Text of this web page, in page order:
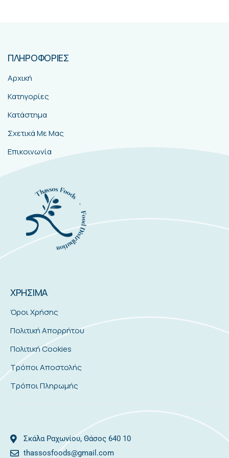
ΠΛΗΡΟΦΟΡΙΕΣ
Αρχική
Κατηγορίες
Κατάστημα
Σχετικά Με Μας
Επικοινωνία
ΧΡΗΣΙΜΑ
Όροι Χρήσης
Πολιτική Απορρήτου
Πολιτική Cookies
Τρόποι Αποστολής
Τρόποι Πληρωμής
Σκάλα Ραχωνίου, Θάσος 640 10
thassosfoods@gmail.com